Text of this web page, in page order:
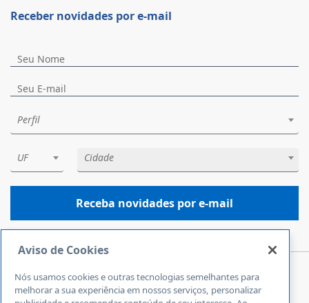
Central de Atendimento
Receber novidades por e-mail
Perfil
UF Cidade
Receba novidades por e-mail
Aviso de Cookies
Nós usamos cookies e outras tecnologias semelhantes para
melhorar a sua experiência em nossos serviços, personalizar